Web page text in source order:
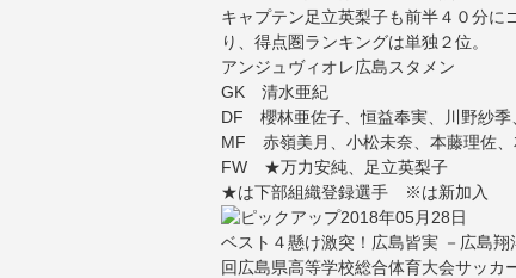
キャプテン足立英梨子も前半４０分に
り、得点圏ランキングは単独２位。
アンジュヴィオレ広島スタメン
GK 清水亜紀
DF 櫻林亜佐子、恒益奉実、川野紗
MF 赤嶺美月、小松未奈、本藤理佐、
FW ★万力安純、足立英梨子
★は下部組織登録選手 ※は新加入
2018年05月28日
ベスト４懸け激突！広島皆実 －広島
回広島県高等学校総合体育大会サッカ